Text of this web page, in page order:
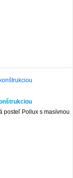
posteľ Pollux s masívnou